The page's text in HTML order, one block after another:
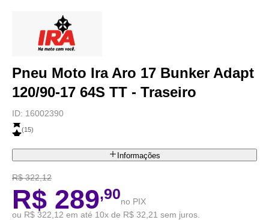
Pneu Moto Ira Aro 17 Bunker Adapt
120/90-17 64S TT - Traseiro
ID: 16002390
(15)
Informações
R$ 322,12
R$ 289,90no PIX
ou R$ 322,12 em até 10x de R$ 32,21 sem juros.